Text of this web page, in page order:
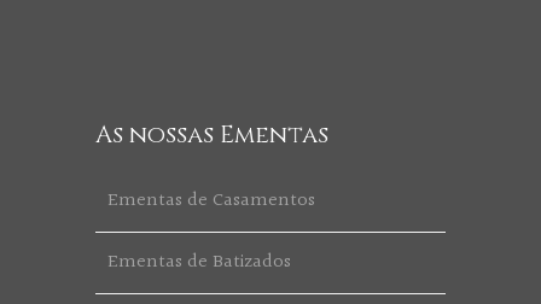
As nossas Ementas
Ementas de Casamentos
Ementas de Batizados